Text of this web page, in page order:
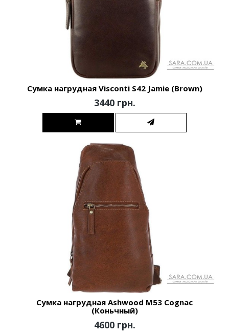
Сумка нагрудная Visconti S42 Jamie (Brown)
3440 грн.
Сумка нагрудная Ashwood M53 Cognac
(Коньчный)
4600 грн.